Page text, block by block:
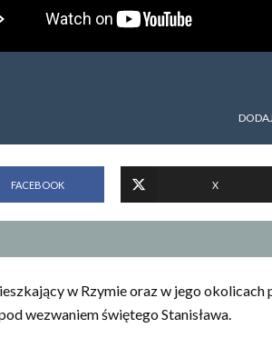
FACEBOOK X
w Rzymie oraz w jego
wezwaniem świętego Stanisława.